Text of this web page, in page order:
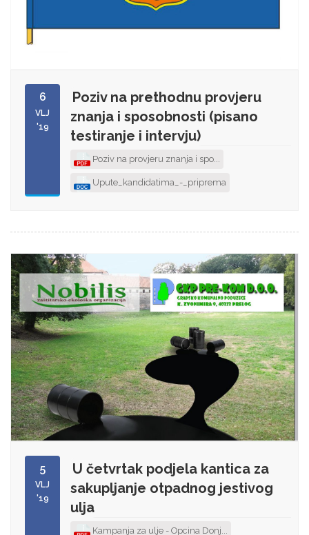
6
VLJ
'19
Poziv na prethodnu provjeru
znanja i sposobnosti (pisano
testiranje i intervju)
Poziv na provjeru znanja i spo...
Upute_kandidatima_-_priprema
5
VLJ
'19
U četvrtak podjela kantica za
sakupljanje otpadnog jestivog
ulja
Kampanja za ulje - Opcina Donj...